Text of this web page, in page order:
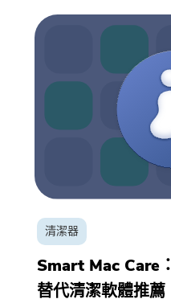
清潔器
Smart Mac Care
替代清潔軟體推薦
感謝
感謝
下載鏈接和優
立